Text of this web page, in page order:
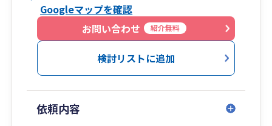
Googleマップを確認
お問い合わせ
紹介無料
検討リストに追加
依頼内容